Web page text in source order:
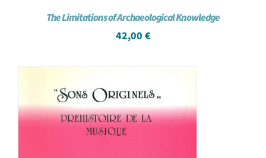
The Limitations of Archaeological Knowledge
42,00 €